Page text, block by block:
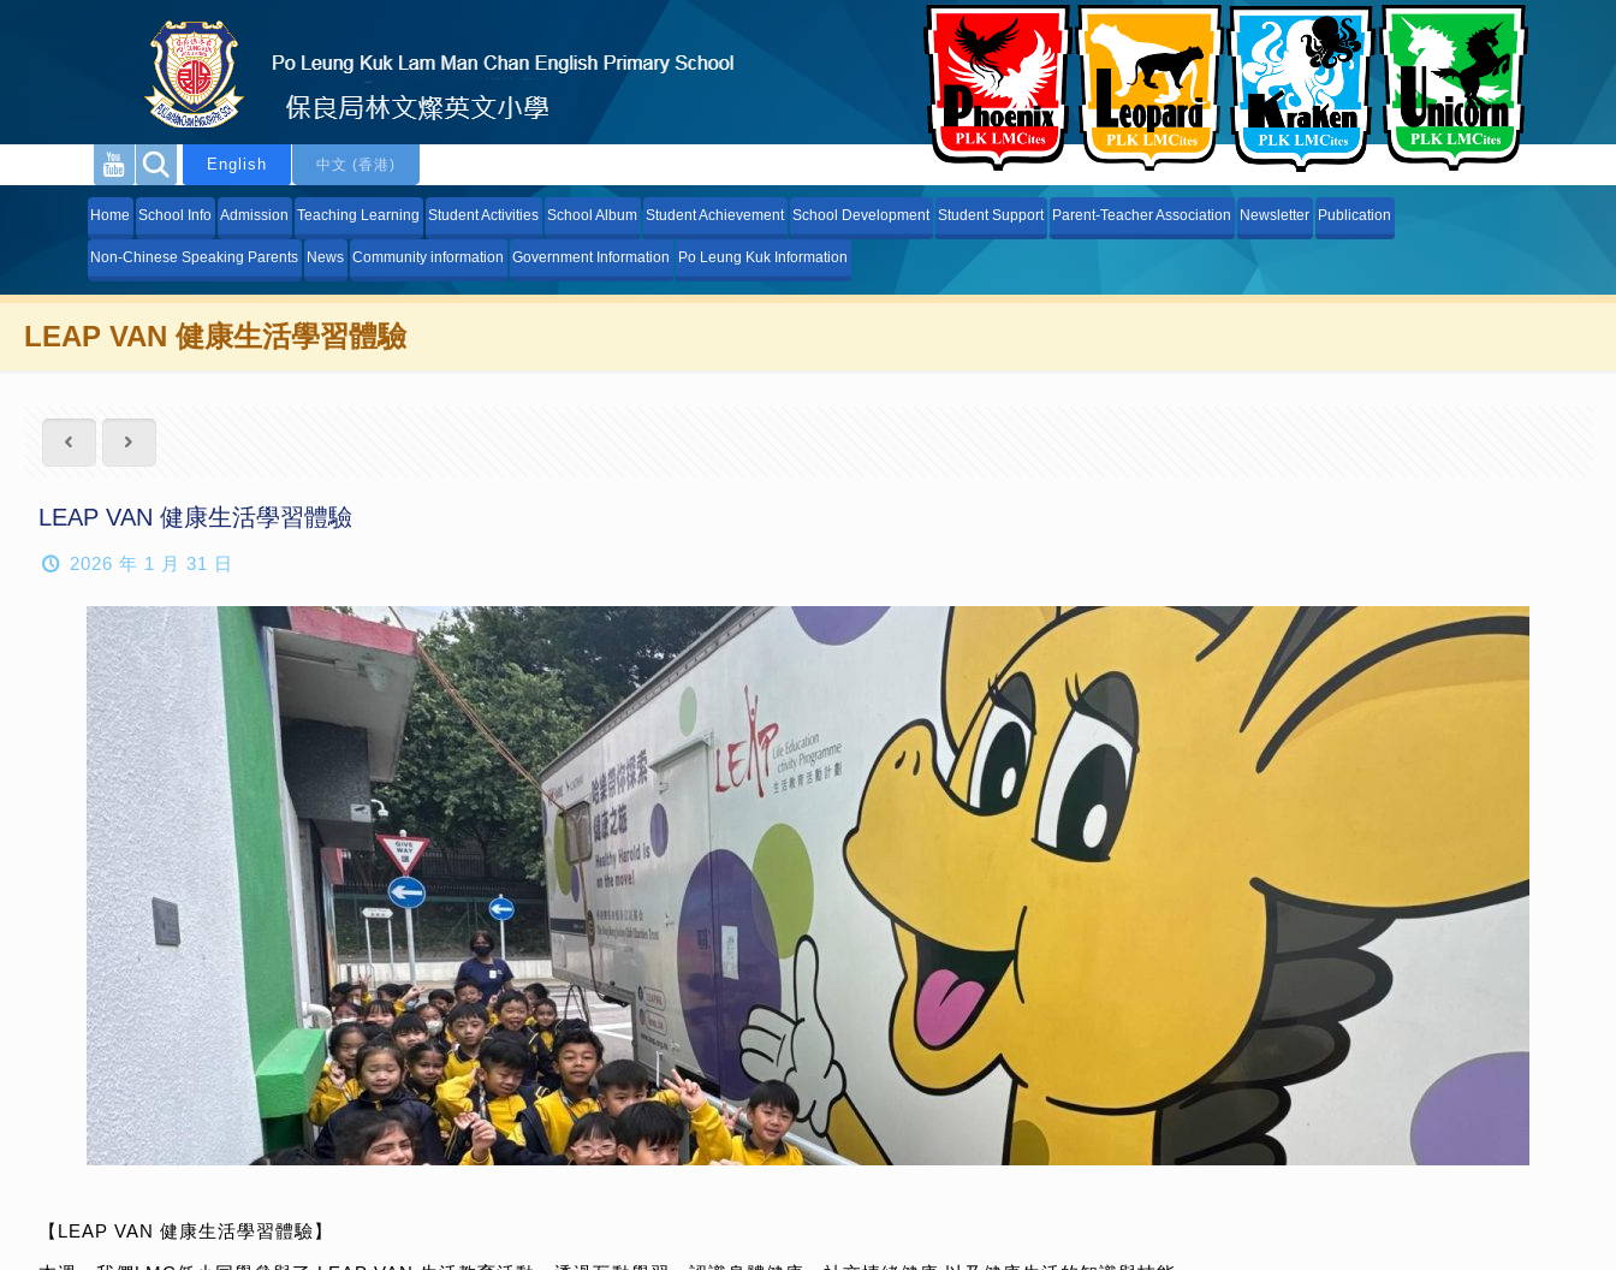
English 中文 (香港)
Home School Info Admission Teaching Learning Student Activities School Album Student Achievement School Development Student Support Parent-Teacher Association Newsletter Publication
Non-Chinese Speaking Parents News Community information Government Information Po Leung Kuk Information
LEAP VAN 健康生活學習體驗
LEAP VAN 健康生活學習體驗
2026 年 1 月 31 日
【LEAP VAN 健康生活學習體驗】